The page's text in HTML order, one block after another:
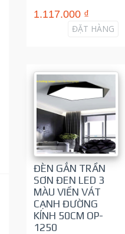
1.117.000 ₫
ĐẶT HÀNG
ĐÈN GẮN TRẦN
SƠN ĐEN LED 3
MÀU VIỀN VÁT
CẠNH ĐƯỜNG
KÍNH 50CM OP-
1250